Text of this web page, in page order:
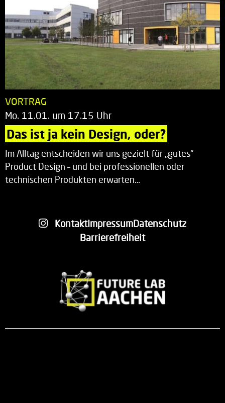
VORTRAG
Mo. 11.01. um 17.15 Uhr
Das ist ja kein Design, oder?
Im Alltag entscheiden wir uns gezielt für „gutes“
Product Design – und bei professionellen oder
technischen Produkten erwarten…
KontaktImpressumDatenschutz
Barrierefreiheit